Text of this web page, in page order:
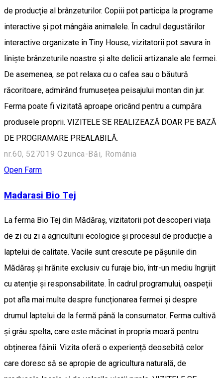
de producție al brânzeturilor. Copiii pot participa la programe
interactive și pot mângâia animalele. În cadrul degustărilor
interactive organizate în Tiny House, vizitatorii pot savura în
liniște brânzeturile noastre și alte delicii artizanale ale fermei.
De asemenea, se pot relaxa cu o cafea sau o băutură
răcoritoare, admirând frumusețea peisajului montan din jur.
Ferma poate fi vizitată aproape oricând pentru a cumpăra
produsele proprii. VIZITELE SE REALIZEAZĂ DOAR PE BAZĂ
DE PROGRAMARE PREALABILĂ.
nr.60, 527019 Ozunca-Băi, Románia
Open Farm
Madarasi Bio Tej
La ferma Bio Tej din Mădăraș, vizitatorii pot descoperi viața
de zi cu zi a agriculturii ecologice și procesul de producție a
laptelui de calitate. Vacile sunt crescute pe pășunile din
Mădăraș și hrănite exclusiv cu furaje bio, într-un mediu îngrijit
cu atenție și responsabilitate. În cadrul programului, oaspeții
pot afla mai multe despre funcționarea fermei și despre
drumul laptelui de la fermă până la consumator. Ferma cultivă
și grâu spelta, care este măcinat în propria moară pentru
obținerea făinii. Vizita oferă o experiență deosebită celor
care doresc să se apropie de agricultura naturală, de